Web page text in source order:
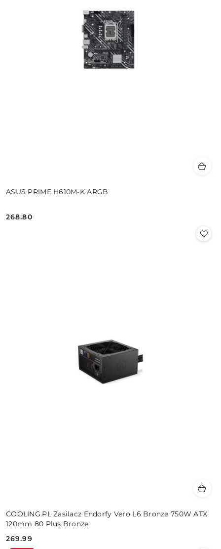
ASUS PRIME H610M-K ARGB
Cena:
268.80
COOLING.PL Zasilacz Endorfy Vero L6 Bronze 750W ATX
120mm 80 Plus Bronze
Cena:
269.99